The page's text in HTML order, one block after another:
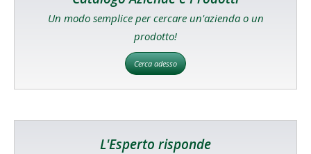
Un modo semplice per cercare un'azienda o un
prodotto!
Cerca adesso
L'Esperto risponde